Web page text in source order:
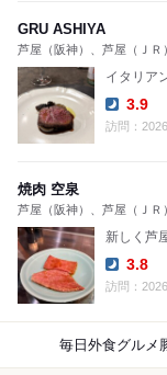
GRU ASHIYA
芦屋（阪神）、芦屋（ＪＲ
イタリア
Dinner:
3.9
訪問：
焼肉 空泉
芦屋（阪神）、芦屋（ＪＲ
新しく芦
Dinner:
3.8
訪問：
毎日外食グルメ